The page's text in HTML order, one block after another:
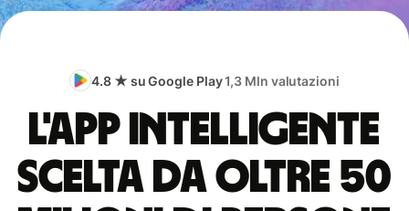
4.8 ★ su Google Play1,3 Mln valutazioni
L'app intelligente
scelta da oltre 50